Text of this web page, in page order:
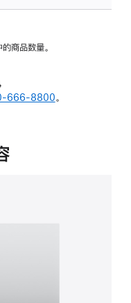
商品数量。
666-8800。